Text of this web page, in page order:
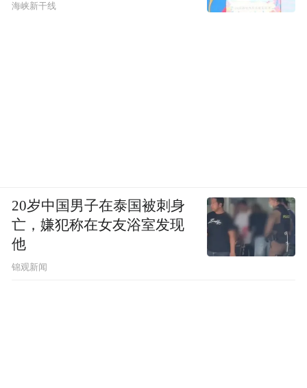
海峡新干线
20岁中国男子在泰国被刺身
亡，嫌犯称在女友浴室发现
他
锦观新闻